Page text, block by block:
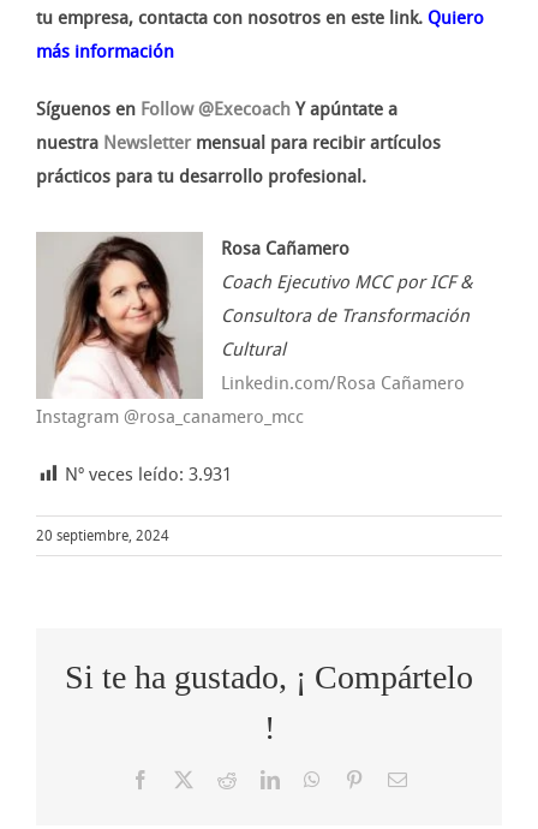
tu empresa, contacta con nosotros en este link. Quiero
más información
Síguenos en Follow @Execoach Y apúntate a
nuestra Newslettermensual para recibir artículos
prácticos para tu desarrollo profesional.
Rosa Cañamero
Coach Ejecutivo MCC por ICF &
Consultora de Transformación
Cultural
Linkedin.com/Rosa Cañamero
Instagram @rosa_canamero_mcc
Nº veces leído: 3.931
20 septiembre, 2024
Si te ha gustado, ¡ Compártelo
!
Facebook RedditLinkedInWhatsApp
PinterestCorreo